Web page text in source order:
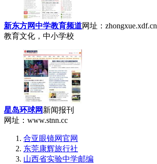
新东方网中学教育频道网址：zhongxue.xdf.cn
教育文化，中小学校
星岛环球网新闻报刊
网址：www.stnn.cc
合亚眼镜网官网
东莞康辉旅行社
山西省实验中学邮编